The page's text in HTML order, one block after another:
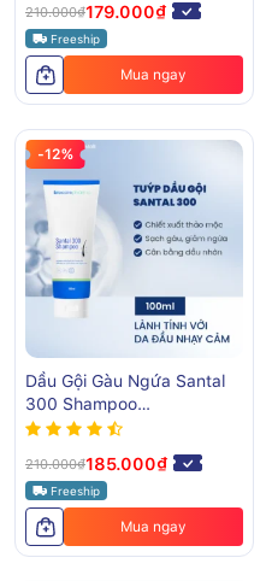
210.000₫179.000₫
Freeship
Mua ngay
-12%
Dầu Gội Gàu Ngứa Santal
300 Shampoo
BiocarePharma 100ml
210.000₫185.000₫
Freeship
Mua ngay